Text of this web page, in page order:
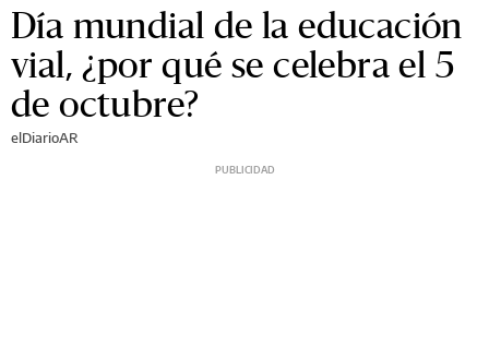
Día mundial de la educación
vial, ¿por qué se celebra el 5
de octubre?
elDiarioAR